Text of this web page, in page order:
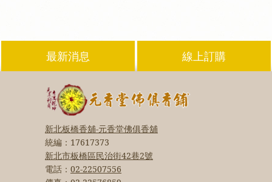
最新消息 線上訂購
新北板橋香舖-元香堂佛俱香舖
統編： 17617373
新北市板橋區民治街42巷2號
電話： 02-22507556